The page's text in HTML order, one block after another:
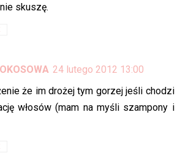
skuszę.
24 lutego 2012 13:00
że im drożej tym gorzej jeśli chodzi
włosów (mam na myśli szampony i